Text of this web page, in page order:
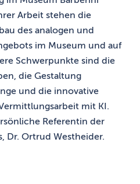
Arbeit stehen die
des analogen und
im Museum und auf
Schwerpunkte sind die
die Gestaltung
und die innovative
mit KI.
Referentin der
Dr. Ortrud Westheider.